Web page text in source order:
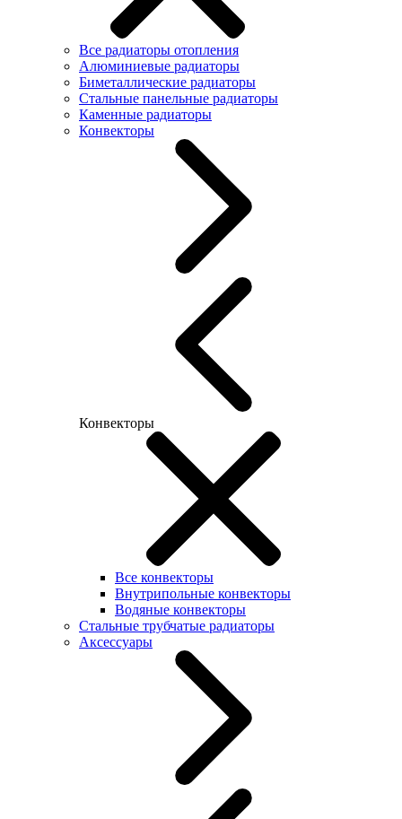
Все радиаторы отопления
Алюминиевые радиаторы
Биметаллические радиаторы
Стальные панельные радиаторы
Каменные радиаторы
Конвекторы
Конвекторы
Все конвекторы
Внутрипольные конвекторы
Водяные конвекторы
Стальные трубчатые радиаторы
Аксессуары